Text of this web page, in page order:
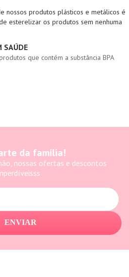
nossos produtos plásticos e metálicos é
esterelizar os produtos sem nenhuma
SAÚDE
que contém a substância BPA
da família!
nossas ofertas e descontos
ENVIAR